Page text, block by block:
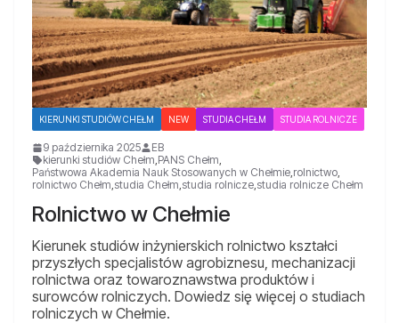
KIERUNKI STUDIÓW CHEŁM NEW STUDIA CHEŁM STUDIA ROLNICZE
9 października 2025
EB
kierunki studiów Chełm PANS Chełm
Państwowa Akademia Nauk Stosowanych w Chełmie rolnictwo
rolnictwo Chełm studia Chełm studia rolnicze studia rolnicze Chełm
Rolnictwo w Chełmie
Kierunek studiów inżynierskich rolnictwo kształci
przyszłych specjalistów agrobiznesu, mechanizacji
rolnictwa oraz towaroznawstwa produktów i
surowców rolniczych. Dowiedz się więcej o studiach
rolniczych w Chełmie.